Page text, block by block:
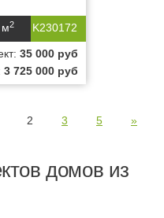
K230172
м2
35 000 руб
3 725 000 руб
2 3 5
»
домов из